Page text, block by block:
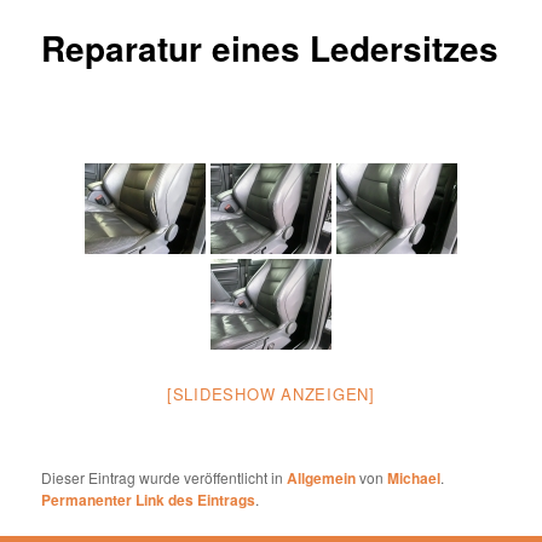
Reparatur eines Ledersitzes
[SLIDESHOW ANZEIGEN]
Dieser Eintrag wurde veröffentlicht inAllgemeinvonMichael.
Permanenter Link des Eintrags.